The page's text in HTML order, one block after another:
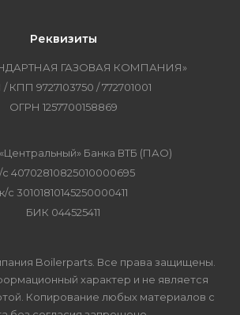
Реквизиты
ГАЗОВАЯ КОМПАНИЯ»
КПП 9727103750 / 772701001
ОГРН 1257700158869
Банка ВТБ (ПАО)
с 40702810825010000695
к/с 30101810145250000411
БИК 044525411
Boilerparts. Все права защищены.
характер и не является
Копирование любых материалов с